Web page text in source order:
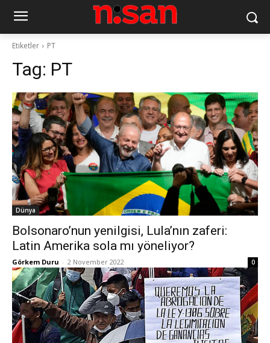
Etiketler PT
Tag: PT
Dünya
Bolsonaro’nun yenilgisi, Lula’nın zaferi:
Latin Amerika sola mı yöneliyor?
Görkem Duru - 2 November 2022 0